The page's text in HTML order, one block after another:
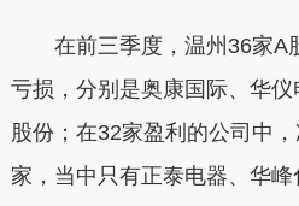
在前三季度，温州36家A
亏损，分别是奥康国际、华
股份；在32家盈利的公司中
家，当中只有正泰电器、华